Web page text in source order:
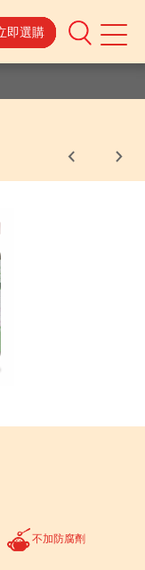
即選購
Mobile
即選購
即選購
即選購
即選購
即選購
即選購
不加防腐劑